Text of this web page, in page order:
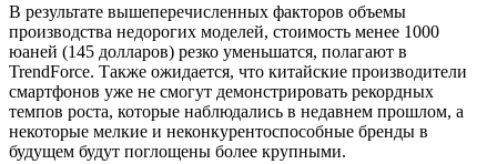
В результате вышеперечисленных факторов объемы
производства недорогих моделей, стоимость менее 1000
юаней (145 долларов) резко уменьшатся, полагают в
TrendForce. Также ожидается, что китайские производители
смартфонов уже не смогут демонстрировать рекордных
темпов роста, которые наблюдались в недавнем прошлом, а
некоторые мелкие и неконкурентоспособные бренды в
будущем будут поглощены более крупными.